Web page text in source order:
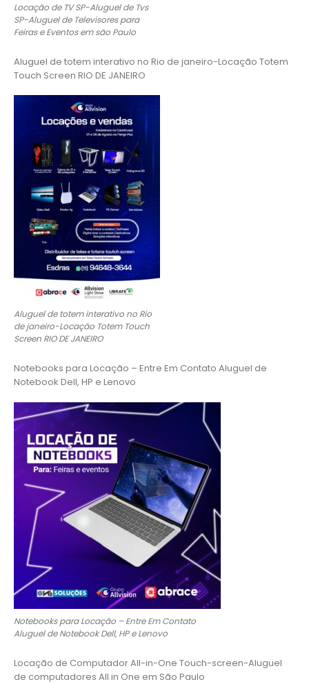
Locação de TV SP-Aluguel de Tvs
SP-Aluguel de Televisores para
Feiras e Eventos em são Paulo
Aluguel de totem interativo no Rio de janeiro-Locação Totem
Touch Screen RIO DE JANEIRO
Aluguel de totem interativo no Rio
de janeiro-Locação Totem Touch
Screen RIO DE JANEIRO
Notebooks para Locação – Entre Em Contato Aluguel de
Notebook Dell, HP e Lenovo
Notebooks para Locação – Entre Em Contato
Aluguel de Notebook Dell, HP e Lenovo
Locação de Computador All-in-One Touch-screen-Aluguel
de computadores All in One em São Paulo